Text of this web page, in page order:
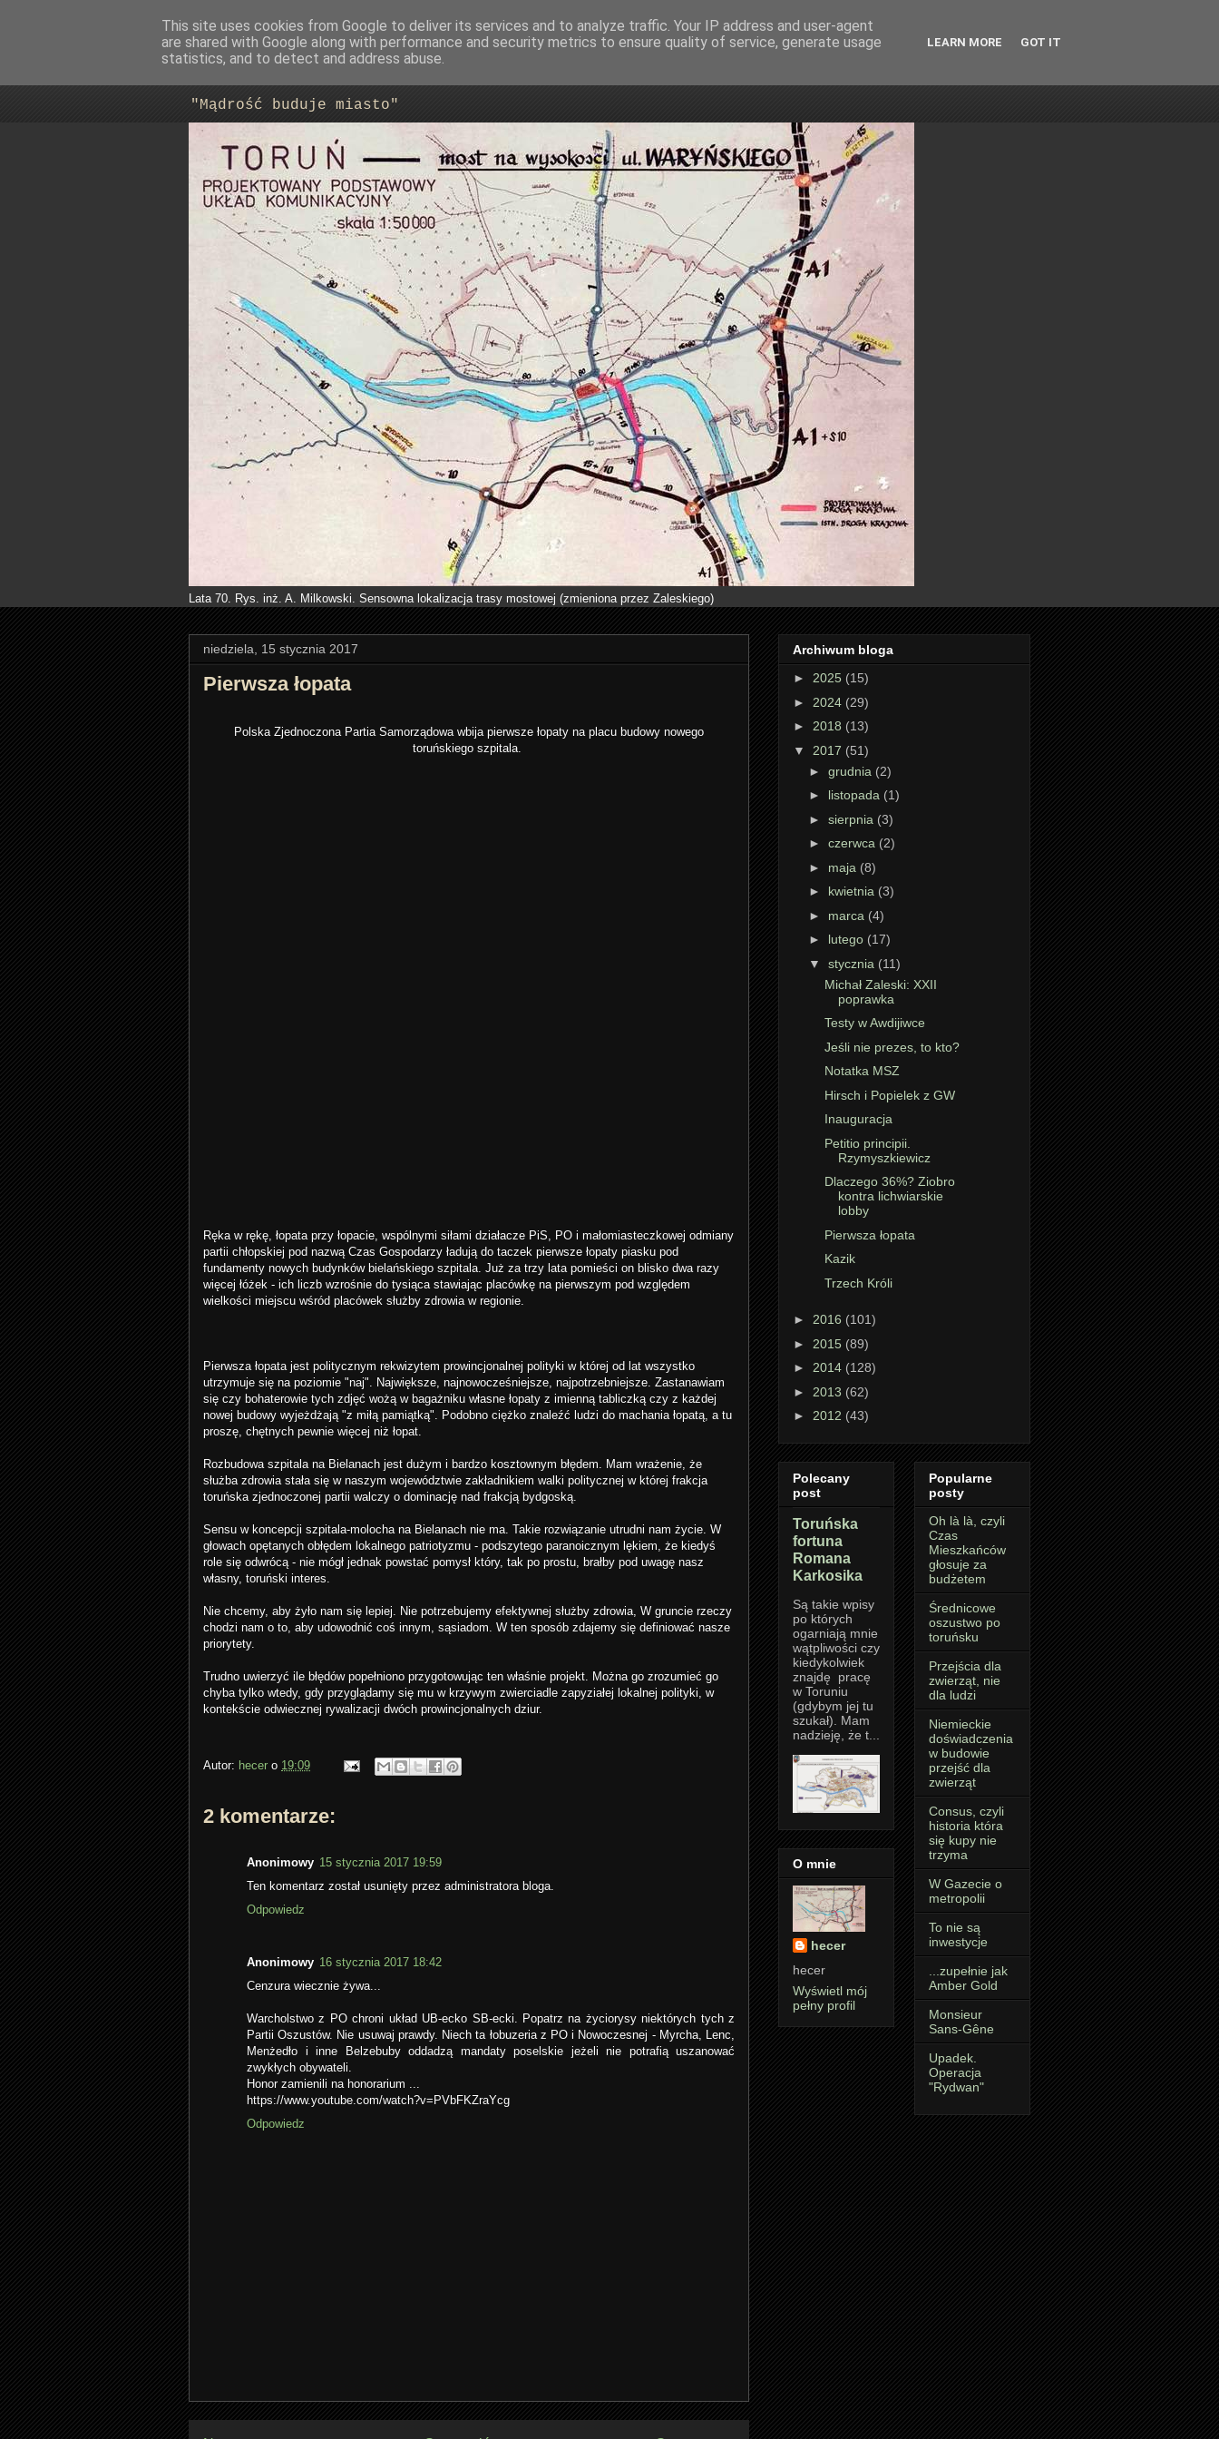
Trasa Nowomostowa
"Mądrość buduje miasto"
Lata 70. Rys. inż. A. Milkowski. Sensowna lokalizacja trasy mostowej (zmieniona przez Zaleskiego)
niedziela, 15 stycznia 2017
Pierwsza łopata
Polska Zjednoczona Partia Samorządowa wbija pierwsze łopaty na placu budowy nowego
toruńskiego szpitala.
Ręka w rękę, łopata przy łopacie, wspólnymi siłami działacze PiS, PO i małomiasteczkowej odmiany
partii chłopskiej pod nazwą Czas Gospodarzy ładują do taczek pierwsze łopaty piasku pod
fundamenty nowych budynków bielańskiego szpitala. Już za trzy lata pomieści on blisko dwa razy
więcej łóżek - ich liczb wzrośnie do tysiąca stawiając placówkę na pierwszym pod względem
wielkości miejscu wśród placówek służby zdrowia w regionie.
Pierwsza łopata jest politycznym rekwizytem prowincjonalnej polityki w której od lat wszystko
utrzymuje się na poziomie "naj". Największe, najnowocześniejsze, najpotrzebniejsze. Zastanawiam
się czy bohaterowie tych zdjęć wożą w bagażniku własne łopaty z imienną tabliczką czy z każdej
nowej budowy wyjeżdżają "z miłą pamiątką". Podobno ciężko znaleźć ludzi do machania łopatą, a tu
proszę, chętnych pewnie więcej niż łopat.
Rozbudowa szpitala na Bielanach jest dużym i bardzo kosztownym błędem. Mam wrażenie, że
służba zdrowia stała się w naszym województwie zakładnikiem walki politycznej w której frakcja
toruńska zjednoczonej partii walczy o dominację nad frakcją bydgoską.
Sensu w koncepcji szpitala-molocha na Bielanach nie ma. Takie rozwiązanie utrudni nam życie. W
głowach opętanych obłędem lokalnego patriotyzmu - podszytego paranoicznym lękiem, że kiedyś
role się odwrócą - nie mógł jednak powstać pomysł który, tak po prostu, brałby pod uwagę nasz
własny, toruński interes.
Nie chcemy, aby żyło nam się lepiej. Nie potrzebujemy efektywnej służby zdrowia, W gruncie rzeczy
chodzi nam o to, aby udowodnić coś innym, sąsiadom. W ten sposób zdajemy się definiować nasze
priorytety.
Trudno uwierzyć ile błędów popełniono przygotowując ten właśnie projekt. Można go zrozumieć go
chyba tylko wtedy, gdy przyglądamy się mu w krzywym zwierciadle zapyziałej lokalnej polityki, w
kontekście odwiecznej rywalizacji dwóch prowincjonalnych dziur.
Autor: hecer o 19:09
2 komentarze:
Anonimowy 15 stycznia 2017 19:59
Ten komentarz został usunięty przez administratora bloga.
Odpowiedz
Anonimowy 16 stycznia 2017 18:42
Cenzura wiecznie żywa...
Warcholstwo z PO chroni układ UB-ecko SB-ecki. Popatrz na życiorysy niektórych tych z
Partii Oszustów. Nie usuwaj prawdy. Niech ta łobuzeria z PO i Nowoczesnej - Myrcha, Lenc,
Menżedło i inne Belzebuby oddadzą mandaty poselskie jeżeli nie potrafią uszanować
zwykłych obywateli.
Honor zamienili na honorarium ...
https://www.youtube.com/watch?v=PVbFKZraYcg
Odpowiedz
Archiwum bloga
► 2025 (15)
► 2024 (29)
► 2018 (13)
▼ 2017 (51)
► grudnia (2)
► listopada (1)
► sierpnia (3)
► czerwca (2)
► maja (8)
► kwietnia (3)
► marca (4)
► lutego (17)
▼ stycznia (11)
Michał Zaleski: XXII
poprawka
Testy w Awdijiwce
Jeśli nie prezes, to kto?
Notatka MSZ
Hirsch i Popielek z GW
Inauguracja
Petitio principii.
Rzymyszkiewicz
Dlaczego 36%? Ziobro
kontra lichwiarskie
lobby
Pierwsza łopata
Kazik
Trzech Króli
► 2016 (101)
► 2015 (89)
► 2014 (128)
► 2013 (62)
► 2012 (43)
Polecany
post
Toruńska
fortuna
Romana
Karkosika
Są takie wpisy
po których
ogarniają mnie
wątpliwości czy
kiedykolwiek
znajdę pracę
w Toruniu
(gdybym jej tu
szukał). Mam
nadzieję, że t...
O mnie
hecer
hecer
Wyświetl mój
pełny profil
Popularne
posty
Oh là là, czyli
Czas
Mieszkańców
głosuje za
budżetem
Średnicowe
oszustwo po
toruńsku
Przejścia dla
zwierząt, nie
dla ludzi
Niemieckie
doświadczenia
w budowie
przejść dla
zwierząt
Consus, czyli
historia która
się kupy nie
trzyma
W Gazecie o
metropolii
To nie są
inwestycje
...zupełnie jak
Amber Gold
Monsieur
Sans-Gêne
Upadek.
Operacja
"Rydwan"
This site uses cookies from Google to deliver its services and to analyze traffic. Your IP address and user-agent
are shared with Google along with performance and security metrics to ensure quality of service, generate usage
statistics, and to detect and address abuse.
LEARN MORE GOT IT